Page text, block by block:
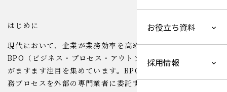
お役立ち資料
採用情報
はじめに
現代において、企業が業務効率を高めるための手段として
BPO（ビジネス・プロセス・アウトソーシング）サービス
がますます注目を集めています。BPOとは、企業が特定の業
務プロセスを外部の専門業者に委託する手法のことです。こ